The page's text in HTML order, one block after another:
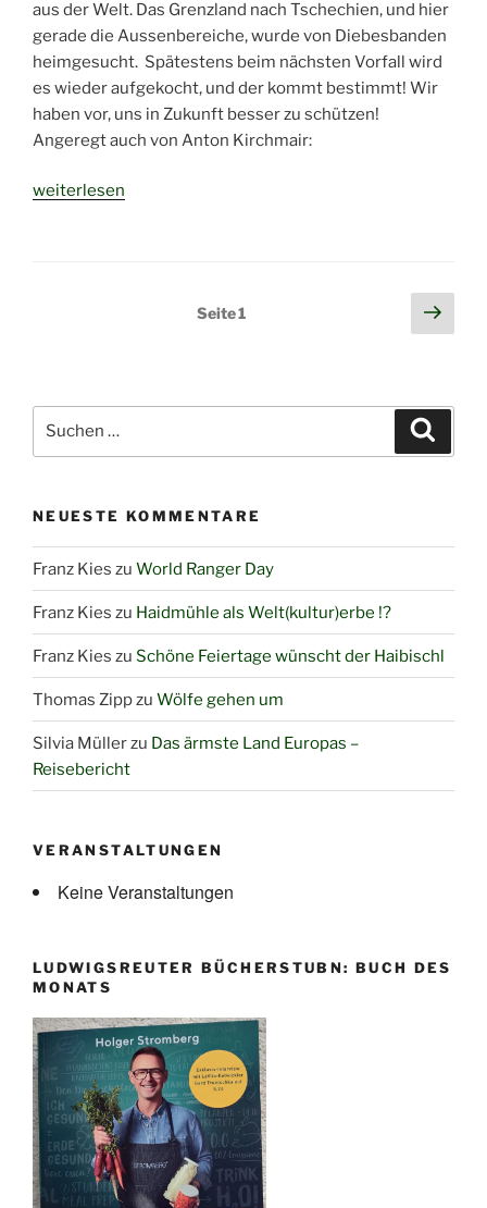
aus der Welt. Das Grenzland nach Tschechien, und hier
gerade die Aussenbereiche, wurde von Diebesbanden
heimgesucht. Spätestens beim nächsten Vorfall wird
es wieder aufgekocht, und der kommt bestimmt! Wir
haben vor, uns in Zukunft besser zu schützen!
Angeregt auch von Anton Kirchmair:
„Diebesbanden,
weiterlesen
Seitennummerierung
Seite1
nach:
NEUESTE KOMMENTARE
Franz Kies zu World Ranger Day
Franz Kies zu Haidmühle als Welt(kultur)erbe !?
Franz Kies zu Schöne Feiertage wünscht der Haibischl
Thomas Zippzu Wölfe gehen um
Silvia Müllerzu Das ärmste Land Europas –
Reisebericht
VERANSTALTUNGEN
Keine Veranstaltungen
LUDWIGSREUTER BÜCHERSTUBN: BUCH DES
MONATS